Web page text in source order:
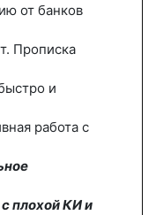
от банков
Прописка
и
работа с
плохой КИ и